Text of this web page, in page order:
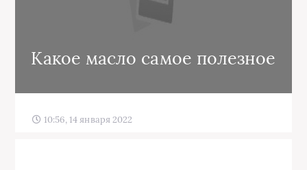
Какое масло самое полезное
10:56, 14 января 2022